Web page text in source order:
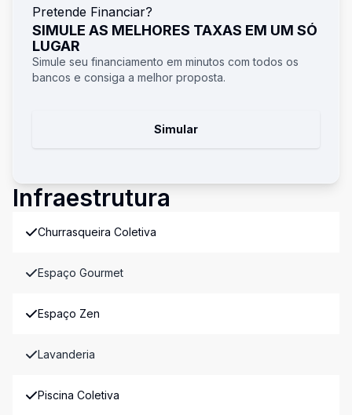
Pretende Financiar?
SIMULE AS MELHORES TAXAS EM UM SÓ
LUGAR
Simule seu financiamento em minutos com todos os
bancos e consiga a melhor proposta.
Simular
Infraestrutura
Churrasqueira Coletiva
Espaço Gourmet
Espaço Zen
Lavanderia
Piscina Coletiva